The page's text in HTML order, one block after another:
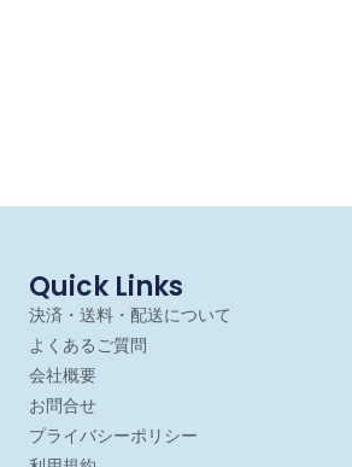
Quick Links
決済・送料・配送について
よくあるご質問
会社概要
お問合せ
プライバシーポリシー